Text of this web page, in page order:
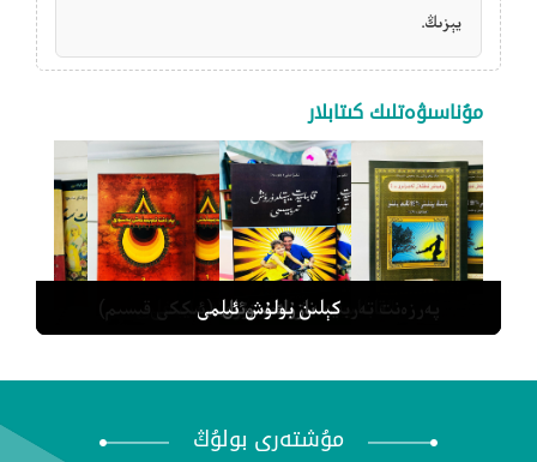
يېزىڭ.
مۇناسىۋەتلىك كىتابلار
بالىنىڭ يېتىلىشى 99% ئانىغا باغلىق
قابىلىيەت يېتىلدۈرۈش تەربىيىسى
پەرزەنت تەربىيەلەش دەستۇرى (ئىككى قىسىم)
نازۇك سوئال
كېلىن بولۇش ئىلمى
مۇشتەرى بولۇڭ